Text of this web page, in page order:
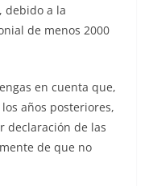
debido a la
de menos 2000
en cuenta que,
años posteriores,
declaración de las
de que no